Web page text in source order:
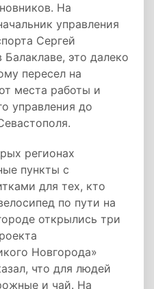
На
управления
Сергей
это далеко
пересел на
места работы и
управления до
регионах
пункты с
для тех, кто
по пути на
открылись три
Новгорода»
что для людей
и чай. На